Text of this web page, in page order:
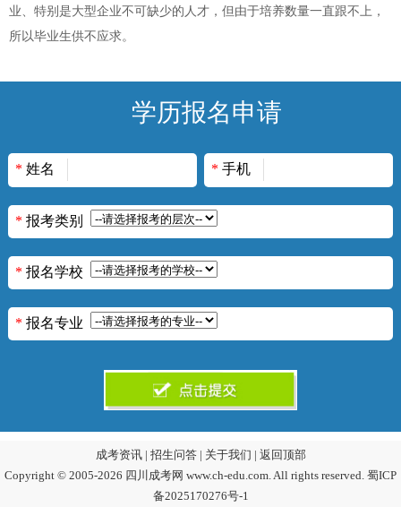
业、特别是大型企业不可缺少的人才，但由于培养数量一直跟不上，
所以毕业生供不应求。
学历报名申请
* 姓名 * 手机
* 报考类别
* 报名学校
* 报名专业
成考资讯| 招生问答| 关于我们 | 返回顶部
Copyright © 2005-2026 四川成考网 www.ch-edu.com. All rights reserved. 蜀ICP
备2025170276号-1